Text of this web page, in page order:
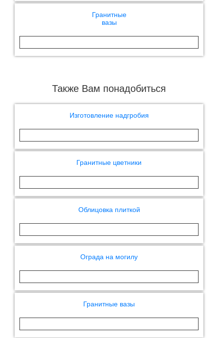
Гранитные
вазы
Также Вам понадобиться
Изготовление надгробия
Гранитные цветники
Облицовка плиткой
Ограда на могилу
Гранитные вазы